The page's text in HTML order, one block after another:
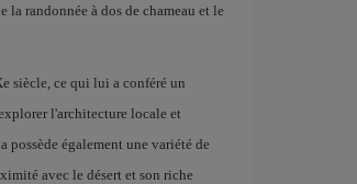
randonnée à dos de chameau et le
siècle, ce qui lui a conféré un
l'architecture locale et
également une variété de
avec le désert et son riche